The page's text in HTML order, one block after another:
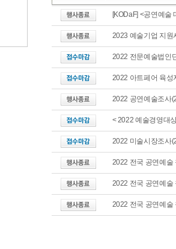
[KODaF] <공연예술
2023 예술기업 지원
2022 전문예술법인
2022 아트페어 육성
2022 공연예술조사
< 2022 예술경영대
2022 미술시장조사
2022 전국 공연예
2022 전국 공연예
2022 전국 공연예